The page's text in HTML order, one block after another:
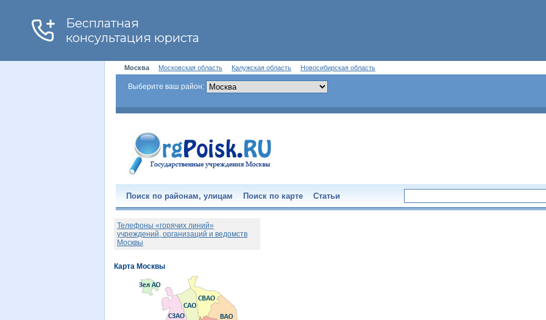
Москва Московская область Калужская область Новосибирская область
Выберите ваш район:
Поиск по районам, улицам Поиск по карте Статьи
Телефоны «горячих линий»
учреждений, организаций и ведомств
Москвы